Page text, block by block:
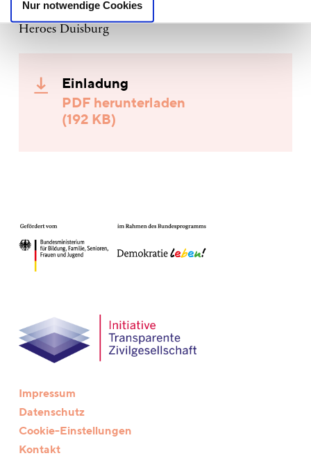
Nur notwendige Cookies
Lehrkräfte
Heroes Duisburg
Einladung
PDF herunterladen
(192 KB)
Impressum
Datenschutz
Cookie-Einstellungen
Kontakt